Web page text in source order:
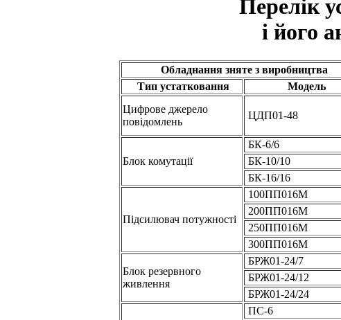
Перелік
і його
Обладнання зняте з виробництва
Тип устатковання
Модель
Цифрове джерело
повідомлень
ЦДП01-48
Блок комутації
БК-6/6
БК-10/10
БК-16/16
Підсилювач потужності
100ПП016М
200ПП016М
250ПП016М
300ПП016М
Блок резервного
живлення
БРЖ01-24/7
БРЖ01-24/12
БРЖ01-24/24
ПС-6